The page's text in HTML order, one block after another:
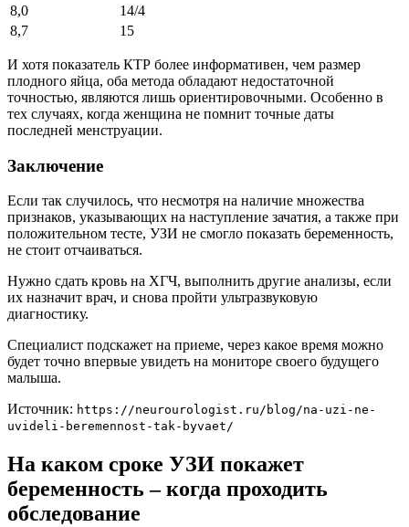
8,0
14/4
8,7
15
И хотя показатель КТР более информативен, чем размер
плодного яйца, оба метода обладают недостаточной
точностью, являются лишь ориентировочными. Особенно в
тех случаях, когда женщина не помнит точные даты
последней менструации.
Заключение
Если так случилось, что несмотря на наличие множества
признаков, указывающих на наступление зачатия, а также при
положительном тесте, УЗИ не смогло показать беременность,
не стоит отчаиваться.
Нужно сдать кровь на ХГЧ, выполнить другие анализы, если
их назначит врач, и снова пройти ультразвуковую
диагностику.
Специалист подскажет на приеме, через какое время можно
будет точно впервые увидеть на мониторе своего будущего
малыша.
Источник: https://neurourologist.ru/blog/na-uzi-ne-
uvideli-beremennost-tak-byvaet/
На каком сроке УЗИ покажет
беременность – когда проходить
обследование